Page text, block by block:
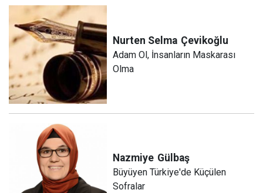
Nurten Selma Çevikoğlu
Adam Ol, İnsanların Maskarası
Olma
Nazmiye Gülbaş
Büyüyen Türkiye'de Küçülen
Sofralar